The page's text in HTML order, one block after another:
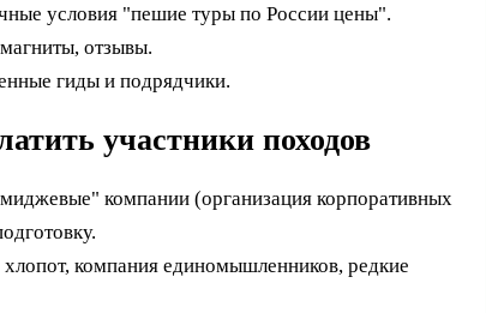
условия "пешие туры по России цены".
отзывы.
гиды и подрядчики.
участники походов
компании (организация корпоративных
хлопот, компания единомышленников, редкие